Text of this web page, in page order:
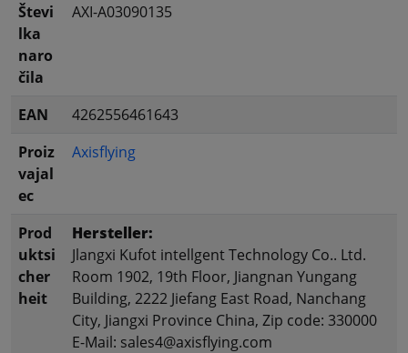
Števi
lka
naro
čila
AXI-A03090135
EAN
4262556461643
Proiz
vajal
ec
Axisflying
Prod
uktsi
cher
heit
Hersteller:
Jlangxi Kufot intellgent Technology Co.. Ltd.
Room 1902, 19th Floor, Jiangnan Yungang
Building, 2222 Jiefang East Road, Nanchang
City, Jiangxi Province China, Zip code: 330000
E-Mail: sales4@axisflying.com